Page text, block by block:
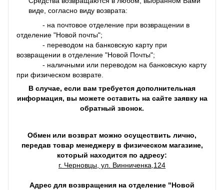
виде, согласно виду возврата:
- на почтовое отделение при возвращении в
отделение "Новой почты";
- переводом на банковскую карту при
возвращении в отделение "Новой Почты";
- наличными или переводом на банковскую карту
при физическом возврате.
В случае, если вам требуется дополнительная
информация, вы можете оставить на сайте заявку на
обратный звонок.
Обмен или возврат можно осуществить лично,
передав товар менеджеру в физическом магазине,
который находится по адресу:
г. Черновцы, ул. Винниченка,124
Адрес для возвращения на отделение "Новой